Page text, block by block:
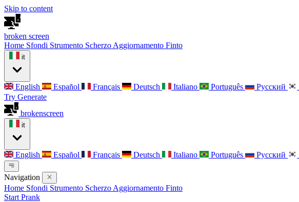
Skip to content
broken screen
Home Sfondi Strumento Scherzo Aggiornamento Finto
it
English Español Français Deutsch Italiano Português Русский
Try Generate
brokenscreen
it
English Español Français Deutsch Italiano Português Русский
Navigation
Home Sfondi Strumento Scherzo Aggiornamento Finto
Start Prank